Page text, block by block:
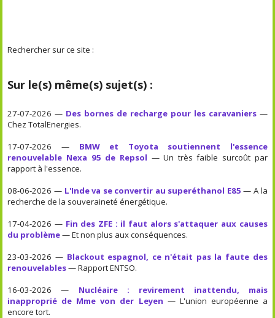
Rechercher sur ce site :
Sur le(s) même(s) sujet(s) :
27-07-2026 — Des bornes de recharge pour les caravaniers—
Chez TotalEnergies.
17-07-2026 — BMW et Toyota soutiennent l'essence
renouvelable Nexa 95 de Repsol — Un très faible surcoût par
rapport à l'essence.
08-06-2026 — L'Inde va se convertir au superéthanol E85 — A la
recherche de la souveraineté énergétique.
17-04-2026 — Fin des ZFE : il faut alors s'attaquer aux causes
du problème— Et non plus aux conséquences.
23-03-2026 — Blackout espagnol, ce n'était pas la faute des
renouvelables— Rapport ENTSO.
16-03-2026 — Nucléaire : revirement inattendu, mais
inapproprié de Mme von der Leyen — L'union européenne a
encore tort.